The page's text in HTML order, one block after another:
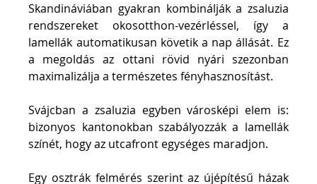
Skandináviában gyakran kombinálják a zsaluzia
rendszereket okosotthon-vezérléssel, így a
lamellák automatikusan követik a nap állását. Ez
a megoldás az ottani rövid nyári szezonban
maximalizálja a természetes fényhasznosítást.
Svájcban a zsaluzia egyben városképi elem is:
bizonyos kantonokban szabályozzák a lamellák
színét, hogy az utcafront egységes maradjon.
Egy osztrák felmérés szerint az újépítésű házak